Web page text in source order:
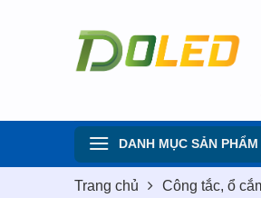
giảm giá 20% ✅ Đèn năng lượng mặt
DANH MỤC SẢN PHẨM
Trang chủ Công tắc, ổ